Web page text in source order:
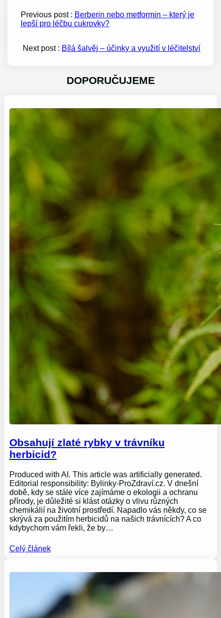
Previous post : Berberin nebo metformin – který je
lepší pro léčbu cukrovky?
Next post : Bílá šalvěj – účinky a využití v léčitelství
DOPORUČUJEME
Obsahují zlaté rybky v trávníku
herbicid?
Produced with AI. This article was artificially generated.
Editorial responsibility: Bylinky-ProZdraví.cz. V dnešní
době, kdy se stále více zajímáme o ekologii a ochranu
přírody, je důležité si klást otázky o vlivu různých
chemikálií na životní prostředí. Napadlo vás někdy, co se
skrývá za použitím herbicidů na našich trávnících? A co
kdybychom vám řekli, že by…
Celý článek